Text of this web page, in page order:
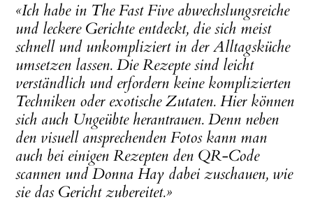
«Ich habe in The Fast Five abwechslungsreiche
und leckere Gerichte entdeckt, die sich meist
schnell und unkompliziert in der Alltagsküche
umsetzen lassen. Die Rezepte sind leicht
verständlich und erfordern keine komplizierten
Techniken oder exotische Zutaten. Hier können
sich auch Ungeübte herantrauen. Denn neben
den visuell ansprechenden Fotos kann man
auch bei einigen Rezepten den QR-Code
scannen und Donna Hay dabei zuschauen, wie
sie das Gericht zubereitet.»